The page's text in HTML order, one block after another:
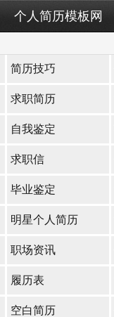
个人简历模板网
简历技巧
求职简历
自我鉴定
求职信
毕业鉴定
明星个人简历
职场资讯
履历表
空白简历